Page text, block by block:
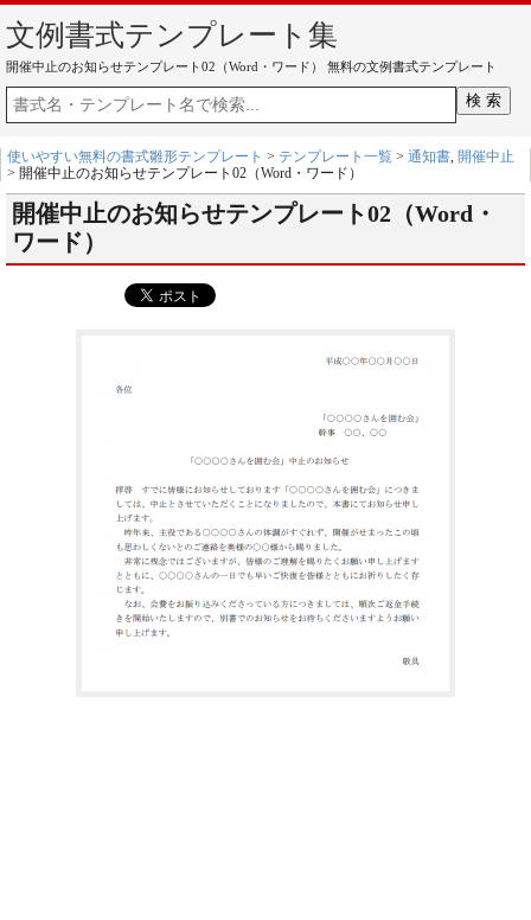
文例書式テンプレート集
開催中止のお知らせテンプレート02（Word・ワード） 無料の文例書式テンプレート
使いやすい無料の書式雛形テンプレート > テンプレート一覧 > 通知書, 開催中止
> 開催中止のお知らせテンプレート02（Word・ワード）
開催中止のお知らせテンプレート02（Word・
ワード）